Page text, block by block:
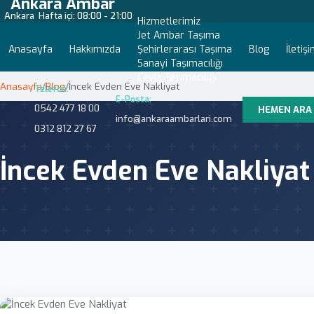
Ankara Hafta içi: 08:00 - 21:00
Anasayfa Hakkımızda
Hizmetlerimiz
Jet Ambar Taşıma
Şehirlerarası Taşıma
Sanayi Taşımacılığı
Blog
Telefon:
0542 477 18 00
0312 812 27 67
E-Posta:
info@ankaraambarlari.com
HEMEN ARA
Anasayfa/Blog/İncek Evden Eve Nakliyat
İncek Evden Eve Nakliyat